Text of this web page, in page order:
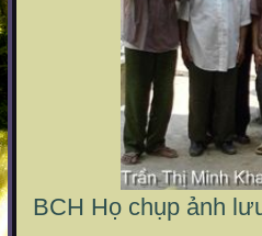
BCH Họ chụp ảnh